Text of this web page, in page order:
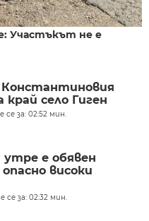
Участъкът не е
край село Гиген
се за: 02:52 мин.
утре е обявен
високи
се за: 02:32 мин.